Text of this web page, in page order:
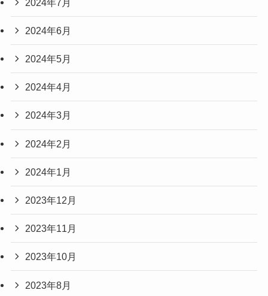
2024年7月
2024年6月
2024年5月
2024年4月
2024年3月
2024年2月
2024年1月
2023年12月
2023年11月
2023年10月
2023年8月